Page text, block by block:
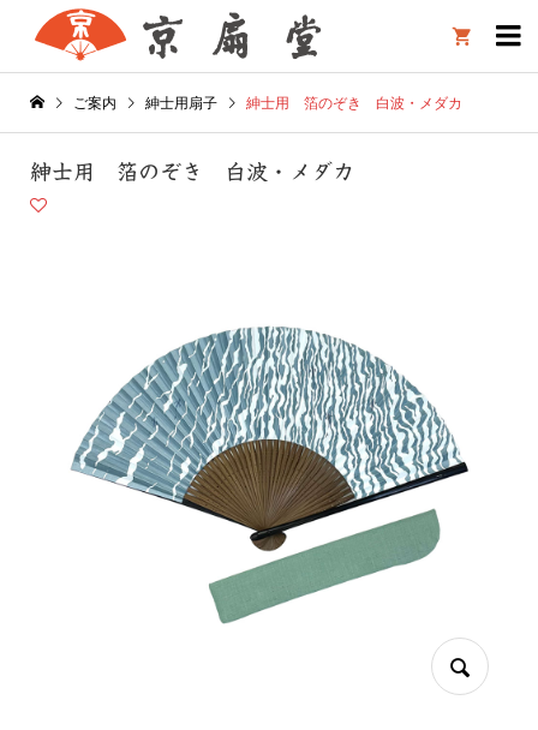

ご案内 紳士用扇子 紳士用 箔のぞき 白波・メダカ
紳士用 箔のぞき 白波・メダカ